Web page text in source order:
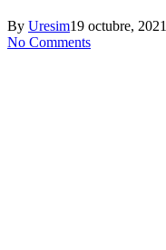
By Uresim19 octubre, 2021
No Comments